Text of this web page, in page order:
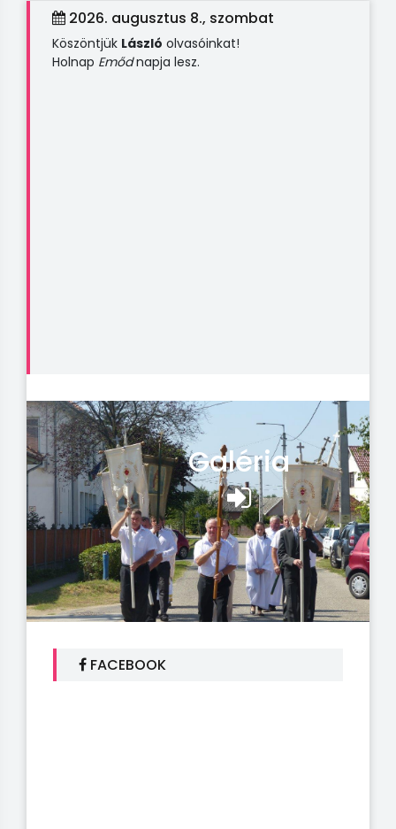
2026. augusztus 8., szombat
Köszöntjük László olvasóinkat!
Holnap Emődnapja lesz.
Galéria
FACEBOOK